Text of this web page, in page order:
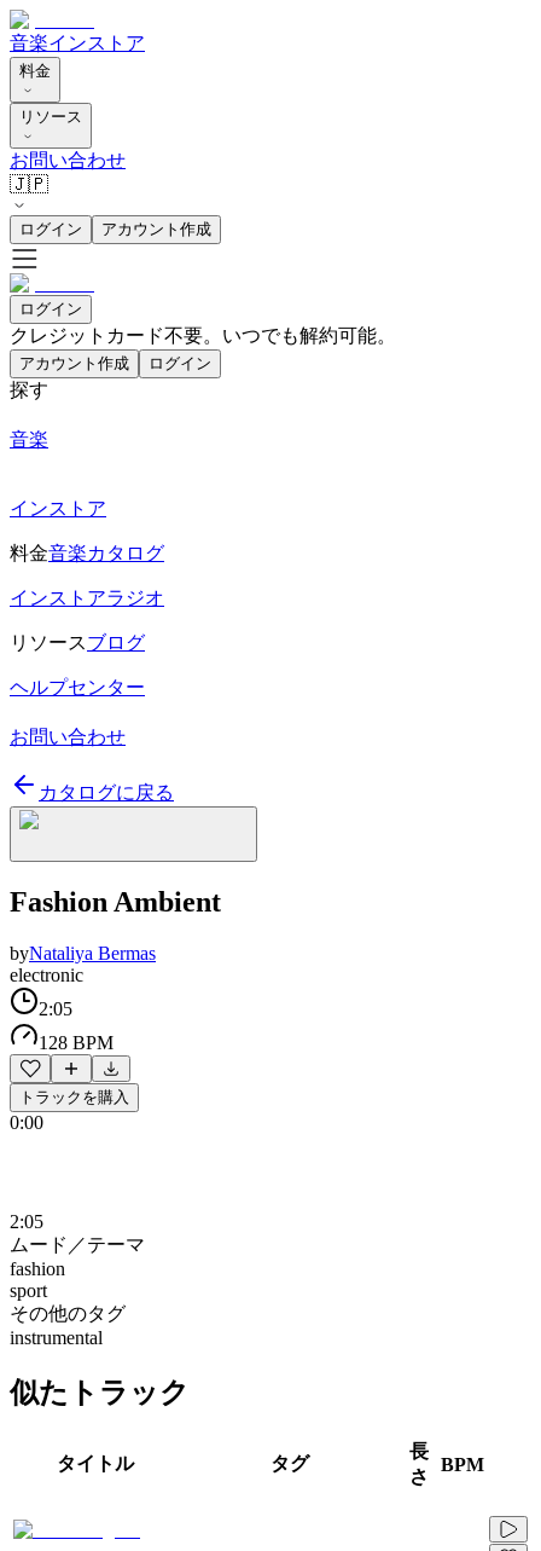
音楽インストア
料金
リソース
お問い合わせ
🇯🇵
ログイン アカウント作成
ログイン
クレジットカード不要。いつでも解約可能。
アカウント作成 ログイン
探す
音楽
インストア
料金音楽カタログ
インストアラジオ
リソースブログ
ヘルプセンター
お問い合わせ
カタログに戻る
Fashion Ambient
byNataliya Bermas
electronic
2:05
128 BPM
トラックを購入
0:00
2:05
ムード／テーマ
fashion
sport
その他のタグ
instrumental
似たトラック
タイトル タグ
長
さ
BPM